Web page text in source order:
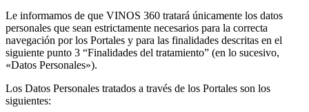
Le informamos de que VINOS 360 tratará únicamente los datos
personales que sean estrictamente necesarios para la correcta
navegación por los Portales y para las finalidades descritas en el
siguiente punto 3 “Finalidades del tratamiento” (en lo sucesivo,
«Datos Personales»).
Los Datos Personales tratados a través de los Portales son los
siguientes: